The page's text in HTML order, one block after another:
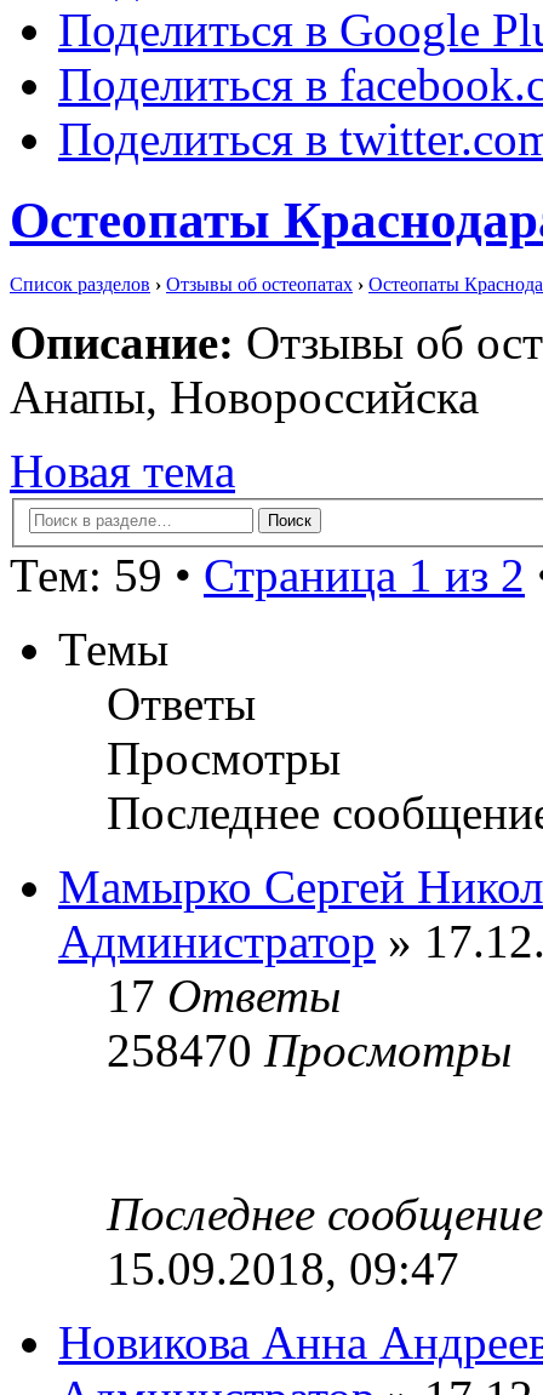
Поделиться в Google
Поделиться в
Поделиться в
Остеопаты
Список разделов › Отзывы об остеопатах › Остеопаты
Описание: Отзывы об
Анапы, Новороссийска
Новая тема
Тем: 59 • Страница 1 из 2
Темы
Ответы
Просмотры
Последнее
Мамырко Сергей
Администратор »
17 Ответы
258470 Просмотры
Последнее
15.09.2018, 09:47
Новикова Анна